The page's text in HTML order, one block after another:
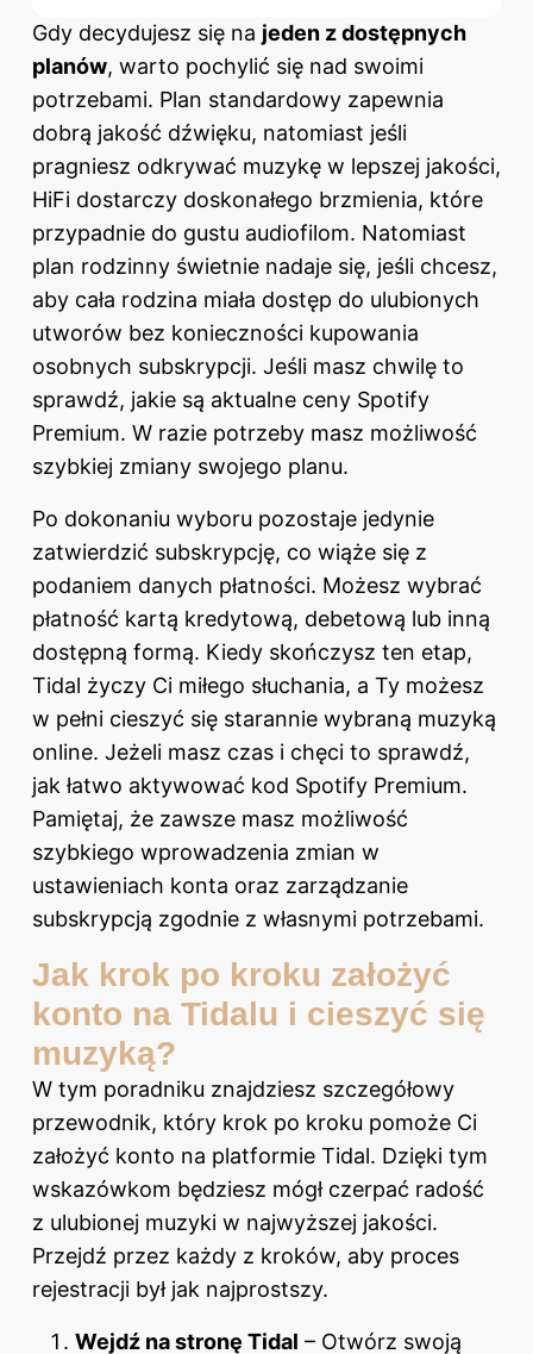
Gdy decydujesz się na jeden z dostępnych
planów, warto pochylić się nad swoimi
potrzebami. Plan standardowy zapewnia
dobrą jakość dźwięku, natomiast jeśli
pragniesz odkrywać muzykę w lepszej jakości,
HiFi dostarczy doskonałego brzmienia, które
przypadnie do gustu audiofilom. Natomiast
plan rodzinny świetnie nadaje się, jeśli chcesz,
aby cała rodzina miała dostęp do ulubionych
utworów bez konieczności kupowania
osobnych subskrypcji. Jeśli masz chwilę to
sprawdź, jakie są aktualne ceny Spotify
Premium. W razie potrzeby masz możliwość
szybkiej zmiany swojego planu.
Po dokonaniu wyboru pozostaje jedynie
zatwierdzić subskrypcję, co wiąże się z
podaniem danych płatności. Możesz wybrać
płatność kartą kredytową, debetową lub inną
dostępną formą. Kiedy skończysz ten etap,
Tidal życzy Ci miłego słuchania, a Ty możesz
w pełni cieszyć się starannie wybraną muzyką
online. Jeżeli masz czas i chęci to sprawdź,
jak łatwo aktywować kod Spotify Premium.
Pamiętaj, że zawsze masz możliwość
szybkiego wprowadzenia zmian w
ustawieniach konta oraz zarządzanie
subskrypcją zgodnie z własnymi potrzebami.
Jak krok po kroku założyć
konto na Tidalu i cieszyć się
muzyką?
W tym poradniku znajdziesz szczegółowy
przewodnik, który krok po kroku pomoże Ci
założyć konto na platformie Tidal. Dzięki tym
wskazówkom będziesz mógł czerpać radość
z ulubionej muzyki w najwyższej jakości.
Przejdź przez każdy z kroków, aby proces
rejestracji był jak najprostszy.
Wejdź na stronę Tidal – Otwórz swoją